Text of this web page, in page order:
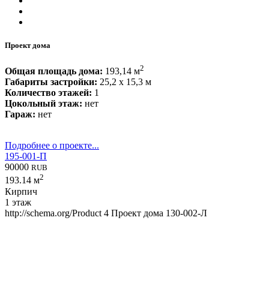
Проект дома
Общая площадь дома: 193,14 м2
Габариты застройки: 25,2 x 15,3 м
Количество этажей: 1
Цокольный этаж: нет
Гараж: нет
Подробнее о проекте...
195-001-П
90000 RUB
193.14 м2
Кирпич
1 этаж
http://schema.org/Product 4 Проект дома 130-002-Л